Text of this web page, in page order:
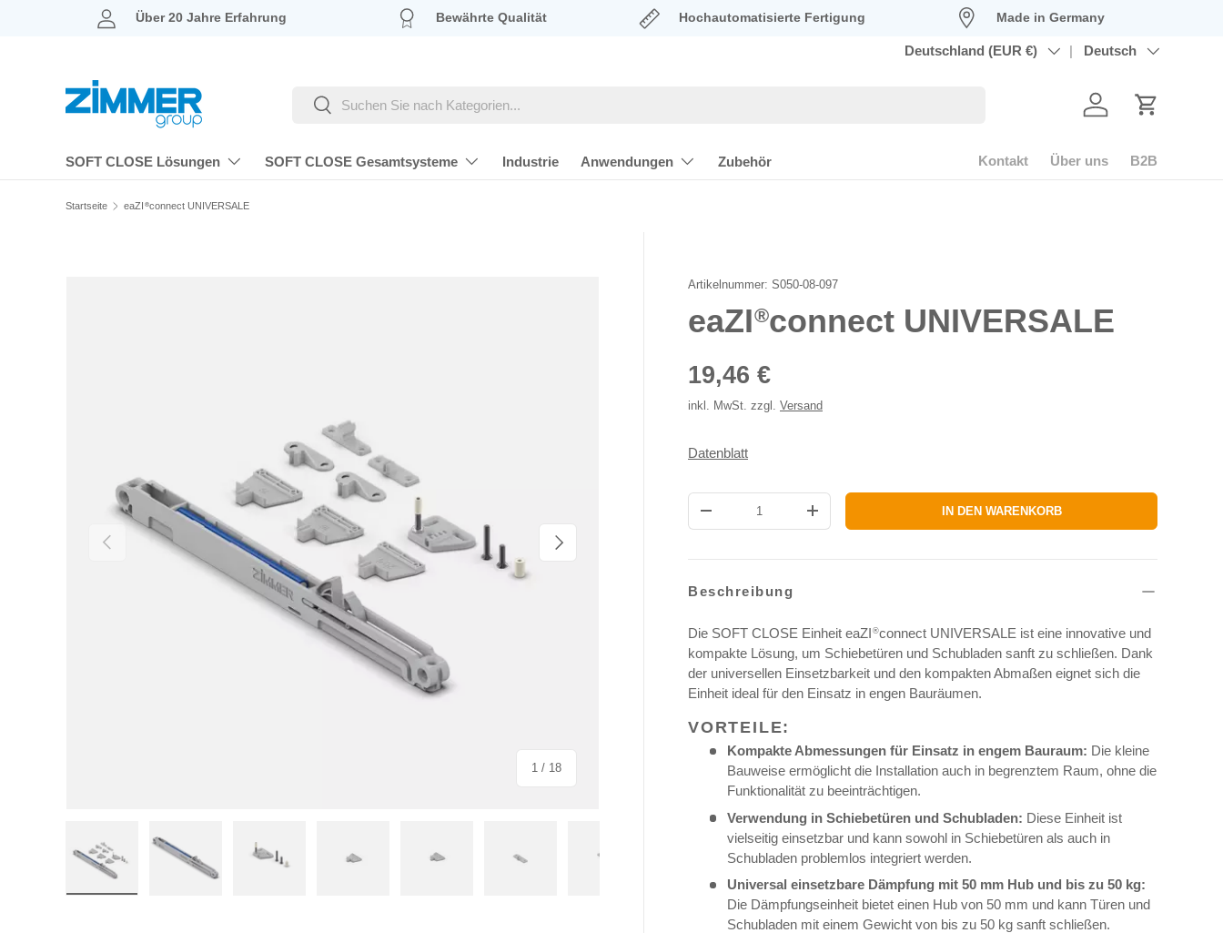
DIREKT ZUM INHALT
Über 20 Jahre Erfahrung Bewährte Qualität Hochautomatisierte Fertigung Made in Germany
Land/Region
Deutschland (EUR €) SpracheDeutsch
SuchenSuchen
Konto
SOFT CLOSE Lösungen SOFT CLOSE Gesamtsysteme Industrie Anwendungen Zubehör Kontakt Über uns B2B
Startseite eaZI ®connect UNIVERSALE
VORHERIGE
1 / von
18
NÄCHSTE
Bild 7 in Galerieansicht ladenBild 8 in Galerieansicht laden
Bild 9 in Galerieansicht ladenBild 10 in Galerieansicht laden
Bild 11 in Galerieansicht laden
Bild 12 in Galerieansicht laden
Bild 13 in
Artikelnummer: S050-08-097
eaZI®connect UNIVERSALE
Normaler Preis
19,46 €
inkl. MwSt. zzgl. Versand
Datenblatt
MENGE VERRINGERNMENGE ERHÖHEN IN DEN WARENKORB
Beschreibung
Die SOFT CLOSE Einheit eaZI ®connect UNIVERSALE ist eine innovative und
kompakte Lösung, um Schiebetüren und Schubladen sanft zu schließen. Dank
der universellen Einsetzbarkeit und den kompakten Abmaßen eignet sich die
Einheit ideal für den Einsatz in engen Bauräumen.
VORTEILE:
Kompakte Abmessungen für Einsatz in engem Bauraum: Die kleine
Bauweise ermöglicht die Installation auch in begrenztem Raum, ohne die
Funktionalität zu beeinträchtigen.
Verwendung in Schiebetüren und Schubladen: Diese Einheit ist
vielseitig einsetzbar und kann sowohl in Schiebetüren als auch in
Schubladen problemlos integriert werden.
Universal einsetzbare Dämpfung mit 50 mm Hub und bis zu 50 kg:
Die Dämpfungseinheit bietet einen Hub von 50 mm und kann Türen und
Schubladen mit einem Gewicht von bis zu 50 kg sanft schließen.